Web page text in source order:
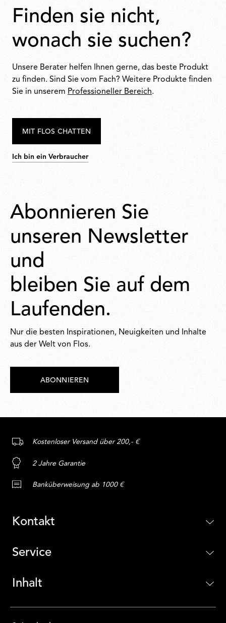
finden sie nicht,
wonach sie suchen?
Unsere Berater helfen Ihnen gerne, das beste Produkt
zu finden. Sind Sie vom Fach? Weitere Produkte finden
Sie in unserem Professioneller Bereich.
MIT FLOS CHATTEN
Ich bin ein Verbraucher
Abonnieren Sie
unseren Newsletter
und
bleiben Sie auf dem
Laufenden.
Nur die besten Inspirationen, Neuigkeiten und Inhalte
aus der Welt von Flos.
ABONNIEREN
Kostenloser Versand über 200,- €
2 Jahre Garantie
Banküberweisung ab 1000 €
Kontakt
Service
Inhalt